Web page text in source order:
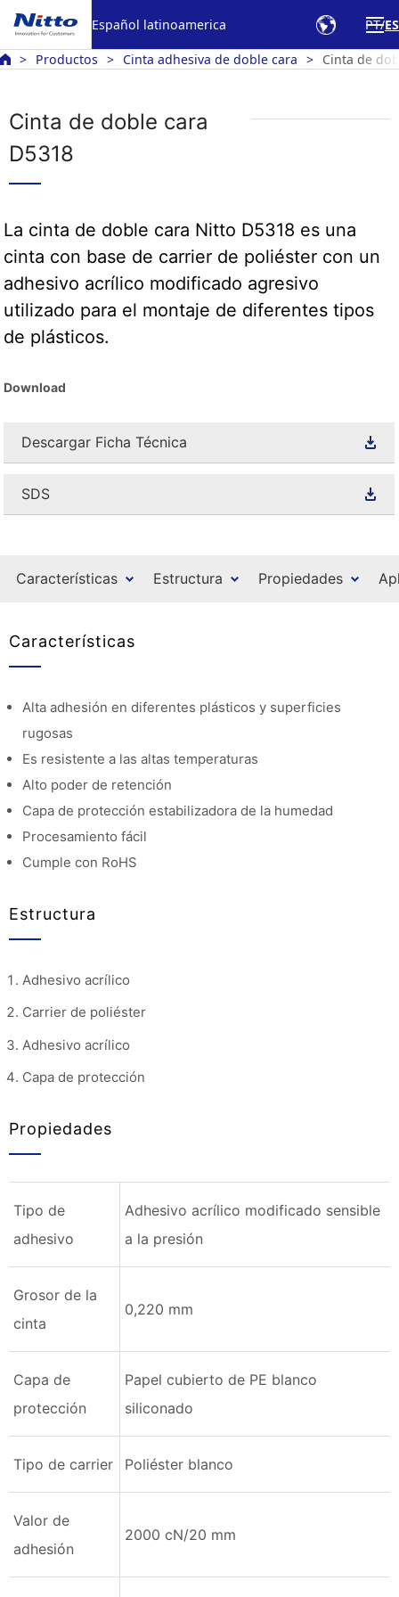
Español latinoamerica PT ES
Productos Cinta adhesiva de doble cara Cinta de
Cinta de doble cara
D5318
La cinta de doble cara Nitto D5318 es una
cinta con base de carrier de poliéster con un
adhesivo acrílico modificado agresivo
utilizado para el montaje de diferentes tipos
de plásticos.
Download
Descargar Ficha Técnica
SDS
Características Estructura Propiedades
Características
Alta adhesión en diferentes plásticos y superficies
rugosas
Es resistente a las altas temperaturas
Alto poder de retención
Capa de protección estabilizadora de la humedad
Procesamiento fácil
Cumple con RoHS
Estructura
Adhesivo acrílico
Carrier de poliéster
Adhesivo acrílico
Capa de protección
Propiedades
Tipo de
adhesivo
Adhesivo acrílico modificado sensible
a la presión
Grosor de la
cinta
0,220 mm
Capa de
protección
Papel cubierto de PE blanco
siliconado
Tipo de carrier Poliéster blanco
Valor de
adhesión
2000 cN/20 mm